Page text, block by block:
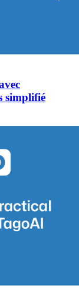
simplifié